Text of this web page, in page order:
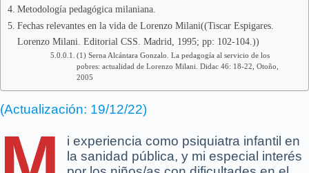
Metodología pedagógica milaniana.
Fechas relevantes en la vida de Lorenzo Milani((Tiscar Espigares.
Lorenzo Milani. Editorial CSS. Madrid, 1995; pp: 102-104.))
(1) Serna Alcántara Gonzalo. La pedagogía al servicio de los
pobres: actualidad de Lorenzo Milani. Didac 46: 18-22, Otoño,
2005
(Actualización: 19/12/22)
i experiencia como psiquiatra infantil en
la sanidad pública, y mi especial interés